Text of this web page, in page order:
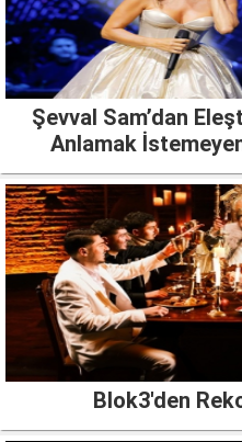
Şevval Sam’dan
Anlamak
Blok3'den